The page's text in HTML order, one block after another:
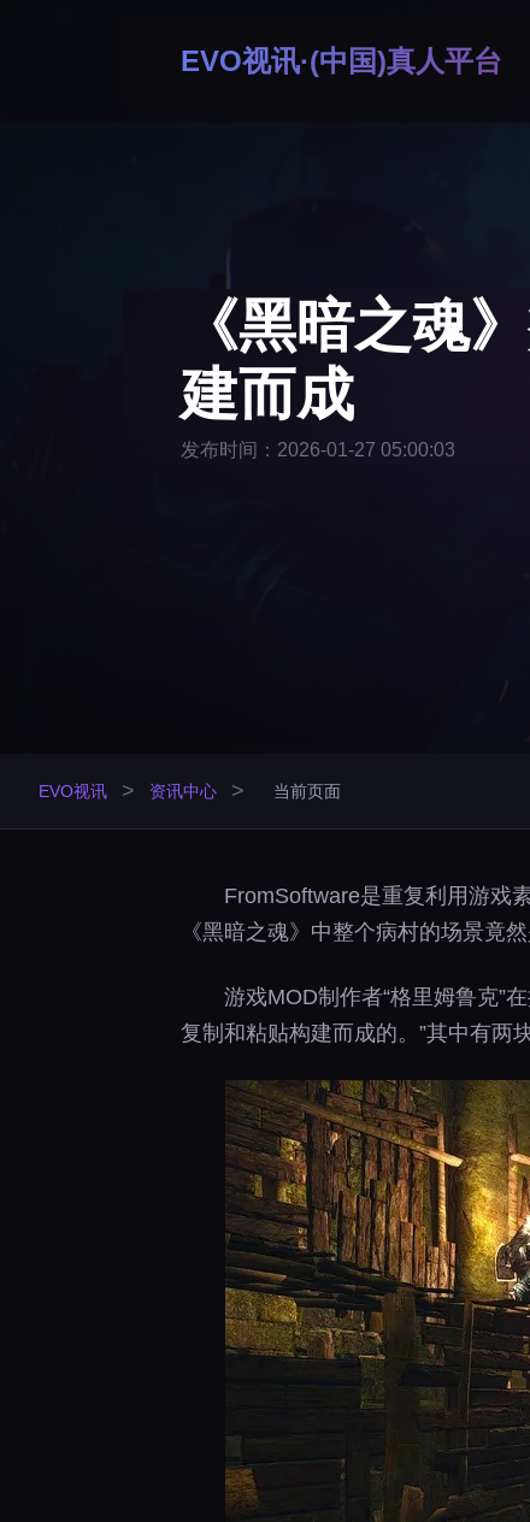
EVO视讯·(中国)真人平台
《黑暗之魂
建而成
发布时间：2026-01-27 05:00:03
EVO视讯 > 资讯中心 > 当前页面
FromSoftware是重复利用游戏
《黑暗之魂》中整个病村的场景竟
游戏MOD制作者“格里姆鲁克”
复制和粘贴构建而成的。”其中有两